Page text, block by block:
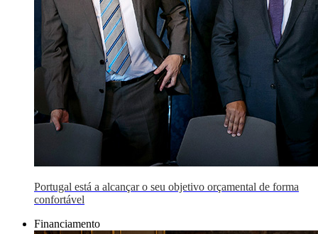
Portugal está a alcançar o seu objetivo orçamental de forma
confortável
Financiamento